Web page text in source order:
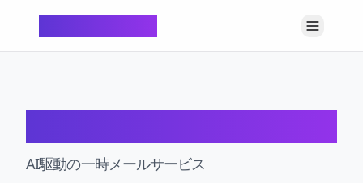
AI駆動の一時メールサービス